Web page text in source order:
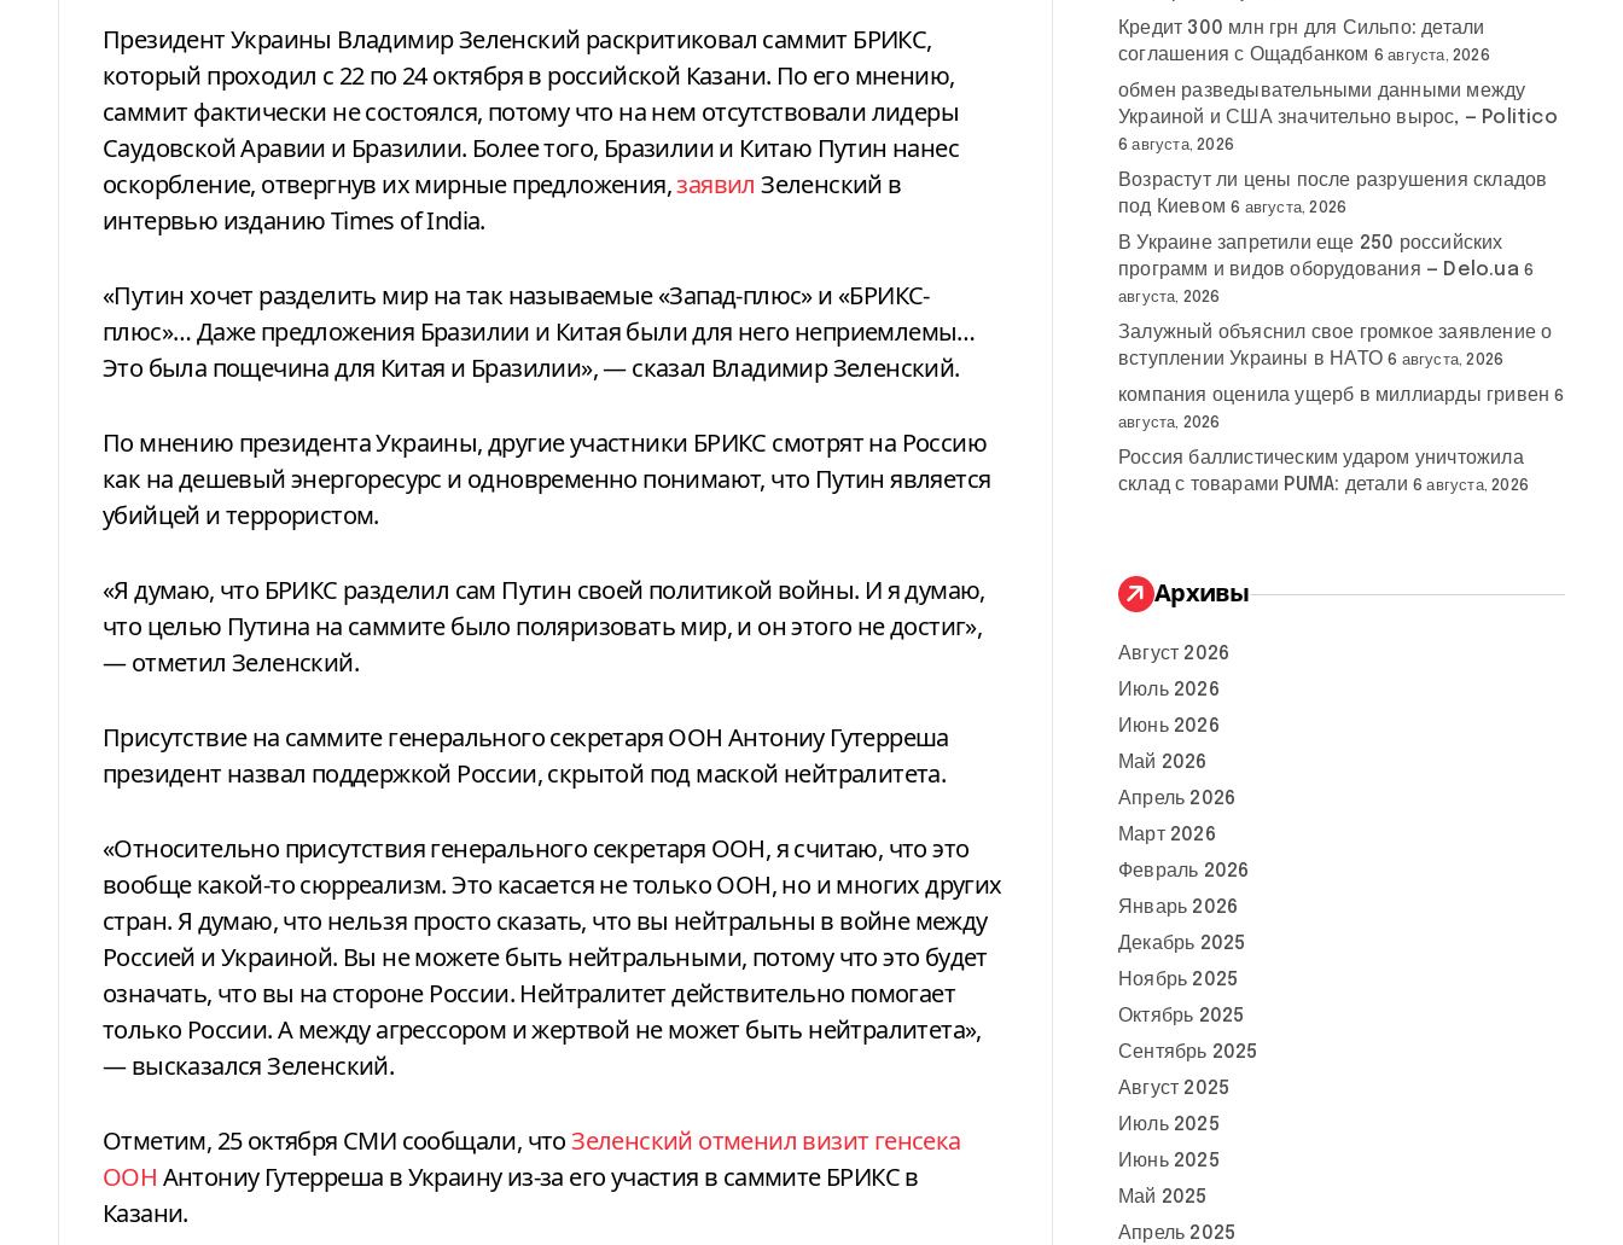
Президент Украины Владимир Зеленский раскритиковал саммит БРИКС,
который проходил с 22 по 24 октября в российской Казани. По его мнению,
саммит фактически не состоялся, потому что на нем отсутствовали лидеры
Саудовской Аравии и Бразилии. Более того, Бразилии и Китаю Путин нанес
оскорбление, отвергнув их мирные предложения,заявил Зеленский в
интервью изданию Times of India.
«Путин хочет разделить мир на так называемые «Запад-плюс» и «БРИКС-
плюс»… Даже предложения Бразилии и Китая были для него неприемлемы…
Это была пощечина для Китая и Бразилии», — сказал Владимир Зеленский.
По мнению президента Украины, другие участники БРИКС смотрят на Россию
как на дешевый энергоресурс и одновременно понимают, что Путин является
убийцей и террористом.
«Я думаю, что БРИКС разделил сам Путин своей политикой войны. И я думаю,
что целью Путина на саммите было поляризовать мир, и он этого не достиг»,
— отметил Зеленский.
Присутствие на саммите генерального секретаря ООН Антониу Гутерреша
президент назвал поддержкой России, скрытой под маской нейтралитета.
«Относительно присутствия генерального секретаря ООН, я считаю, что это
вообще какой-то сюрреализм. Это касается не только ООН, но и многих других
стран. Я думаю, что нельзя просто сказать, что вы нейтральны в войне между
Россией и Украиной. Вы не можете быть нейтральными, потому что это будет
означать, что вы на стороне России. Нейтралитет действительно помогает
только России. А между агрессором и жертвой не может быть нейтралитета»,
— высказался Зеленский.
Отметим, 25 октября СМИ сообщали, чтоЗеленский отменил визит генсека
ООН Антониу Гутерреша в Украину из-за его участия в саммите БРИКС в
Казани.
Кредит 300 млн грн для Сильпо: детали
соглашения с Ощадбанком 6 августа, 2026
обмен разведывательными данными между
Украиной и США значительно вырос, — Politico
6 августа, 2026
Возрастут ли цены после разрушения складов
под Киевом 6 августа, 2026
В Украине запретили еще 250 российских
программ и видов оборудования — Delo.ua 6
августа, 2026
Залужный объяснил свое громкое заявление о
вступлении Украины в НАТО 6 августа, 2026
компания оценила ущерб в миллиарды гривен 6
августа, 2026
Россия баллистическим ударом уничтожила
склад с товарами PUMA: детали 6 августа, 2026
Архивы
Август 2026
Июль 2026
Июнь 2026
Май 2026
Апрель 2026
Март 2026
Февраль 2026
Январь 2026
Декабрь 2025
Ноябрь 2025
Октябрь 2025
Сентябрь 2025
Август 2025
Июль 2025
Июнь 2025
Май 2025
Апрель 2025